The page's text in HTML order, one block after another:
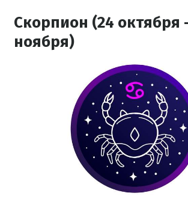
Скорпион (24 октября
ноября)